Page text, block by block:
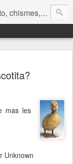
fotos, videos, paranormal y ¡más!
mas les
Unknown